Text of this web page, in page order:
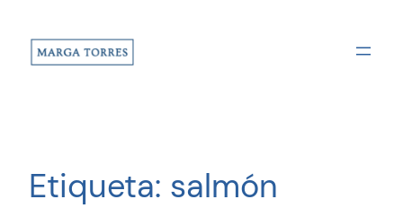
contenido
Etiqueta: salmón